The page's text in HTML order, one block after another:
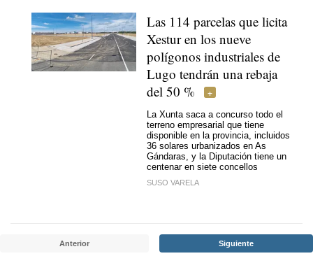
Las 114 parcelas que licita
Xestur en los nueve
polígonos industriales de
Lugo tendrán una rebaja
del 50 %
La Xunta saca a concurso todo el
terreno empresarial que tiene
disponible en la provincia, incluidos
36 solares urbanizados en As
Gándaras, y la Diputación tiene un
centenar en siete concellos
SUSO VARELA
Anterior Siguiente